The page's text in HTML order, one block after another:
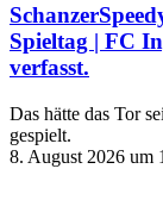
Spieltag | FC
verfasst.
Das hätte das Tor
gespielt.
8. August 2026 um